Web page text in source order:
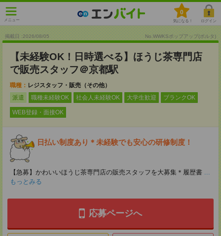
メニュー
0
気になる！ ログイン
掲載日 :2026/08/05 No.WWKSポップアップ(ポルタ)
【未経験OK！日時選べる】ほうじ茶専門店
で販売スタッフ＠京都駅
職種： レジスタッフ・販売（その他）
派遣
職種未経験OK 社会人未経験OK 大学生歓迎 ブランクOK
WEB登録・面接OK
日払い制度あり＊未経験でも安心の研修制度！
【急募】かわいいほうじ茶専門店の販売スタッフを大募集＊履歴書 ...
もっとみる
応募ページへ